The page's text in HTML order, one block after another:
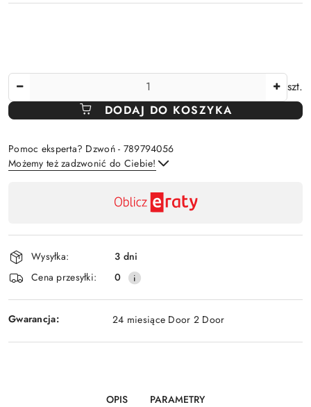
szt.
DODAJ DO KOSZYKA
Pomoc eksperta? Dzwoń - 789794056
Możemy też zadzwonić do Ciebie!
płatność
i
dostawa
Wysyłka:
3 dni
Cena przesyłki:
0
Gwarancja: 24 miesiące Door 2 Door
OPIS PARAMETRY